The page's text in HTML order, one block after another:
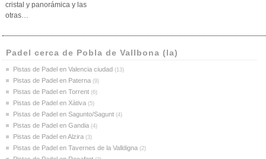
cristal y panorámica y las
otras…
Padel cerca de Pobla de Vallbona (la)
Pistas de Padel en Valencia ciudad (13)
Pistas de Padel en Paterna (9)
Pistas de Padel en Torrent (6)
Pistas de Padel en Xàtiva (5)
Pistas de Padel en Sagunto/Sagunt (4)
Pistas de Padel en Gandia (4)
Pistas de Padel en Alzira (3)
Pistas de Padel en Tavernes de la Valldigna (2)